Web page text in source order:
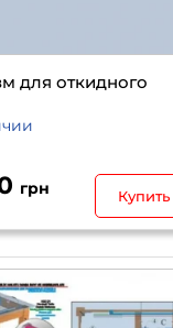
для откидного
грн Купить